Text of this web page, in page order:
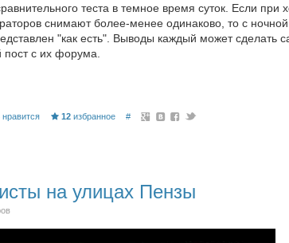
теста в темное время суток. Если
снимают более-менее одинаково, то с
"как есть". Выводы каждый может сделать
пост с их форума.
нравится 12 избранное #
на улицах Пензы